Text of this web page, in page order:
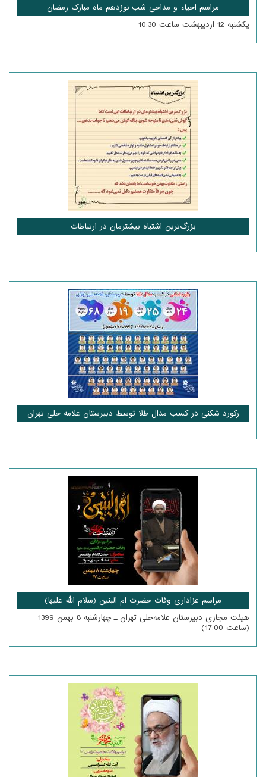
مراسم احیاء و مداحی شب نوزدهم ماه مبارک رمضان
یکشنبه 12 اردیبهشت ساعت 10:30
بزرگ‌ترین اشتباه بیشترمان در ارتباطات
رکورد شکنی در کسب مدال طلا توسط دبیرستان علامه حلی تهران
مراسم عزاداری وفات حضرت ام‌ البنین (سلام‌ الله علیها)
هیئت مجازی دبیرستان علامه‌حلی تهران ـ چهارشنبه 8 بهمن 1399
(‌ساعت 17:00)